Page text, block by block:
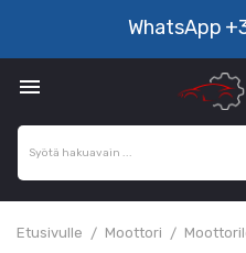
WhatsApp

Etusivulle Moottori